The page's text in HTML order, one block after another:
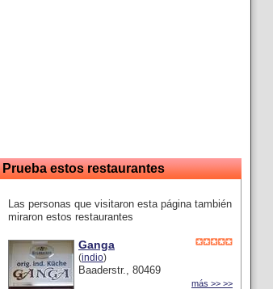
Prueba estos restaurantes
Las personas que visitaron esta página también
miraron estos restaurantes
Ganga
(indio)
Baaderstr., 80469
más >> >>